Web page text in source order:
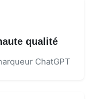
qualité
ChatGPT